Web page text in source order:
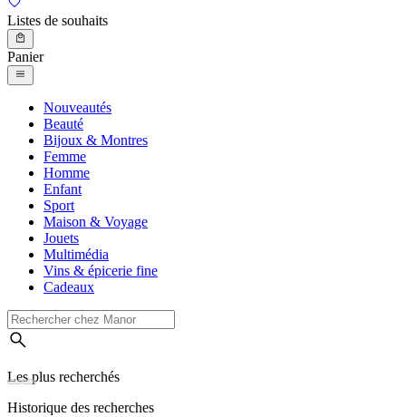
Listes de souhaits
Panier
Nouveautés
Beauté
Bijoux & Montres
Femme
Homme
Enfant
Sport
Maison & Voyage
Jouets
Multimédia
Vins & épicerie fine
Cadeaux
Les plus recherchés
Historique des recherches